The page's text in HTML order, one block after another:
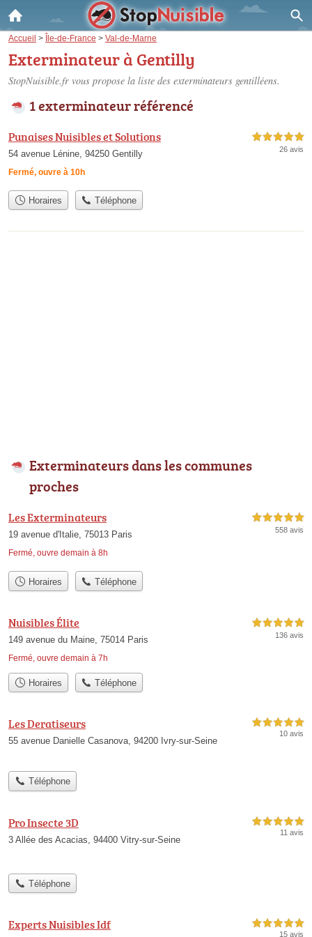
Accueil > Île-de-France > Val-de-Marne
Exterminateur à Gentilly
StopNuisible.fr vous propose la liste des exterminateurs gentilléens.
1 exterminateur référencé
Punaises Nuisibles et Solutions
54 avenue Lénine, 94250 Gentilly
Fermé, ouvre à 10h
5,0 étoiles sur 5
26 avis
Horaires Téléphone
Exterminateurs dans les communes
proches
Les Exterminateurs
19 avenue d'Italie, 75013 Paris
Fermé, ouvre demain à 8h
5,0 étoiles sur 5
558 avis
Horaires Téléphone
Nuisibles Élite
149 avenue du Maine, 75014 Paris
Fermé, ouvre demain à 7h
5,0 étoiles sur 5
136 avis
Horaires Téléphone
Les Deratiseurs
55 avenue Danielle Casanova, 94200 Ivry-sur-Seine
5,0 étoiles sur 5
10 avis
Téléphone
Pro Insecte 3D
3 Allée des Acacias, 94400 Vitry-sur-Seine
5,0 étoiles sur 5
11 avis
Téléphone
Experts Nuisibles Idf 5,0 étoiles sur 5
15 avis